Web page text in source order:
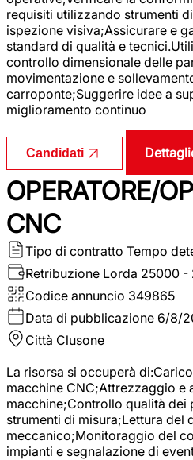
requisiti utilizzando strumenti
ispezione visiva;Assicurare e
standard di qualità e
controllo dimensionale delle
movimentazione e
carroponte;Suggerire idee a
miglioramento continuo
Candidati
OPERATORE/
CNC
Tipo di contratto Tempo
Retribuzione Lorda 25000 -
Codice annuncio 349865
Data di pubblicazione 6/8/
Città Clusone
La risorsa si occuperà
macchine CNC;Attrezzaggio e
macchine;Controllo qualità
strumenti di misura;Lettura del
meccanico;Monitoraggio del
impianti e segnalazione di